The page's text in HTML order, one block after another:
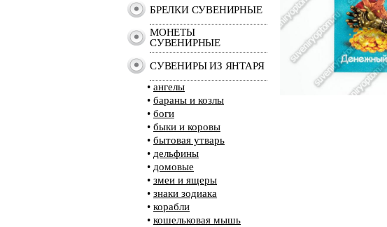
БРЕЛКИ СУВЕНИРНЫЕ
МОНЕТЫ
СУВЕНИРНЫЕ
СУВЕНИРЫ ИЗ ЯНТАРЯ
• ангелы
• бараны и козлы
• боги
• быки и коровы
• бытовая утварь
• дельфины
• домовые
• змеи и ящеры
• знаки зодиака
• корабли
• кошельковая мышь